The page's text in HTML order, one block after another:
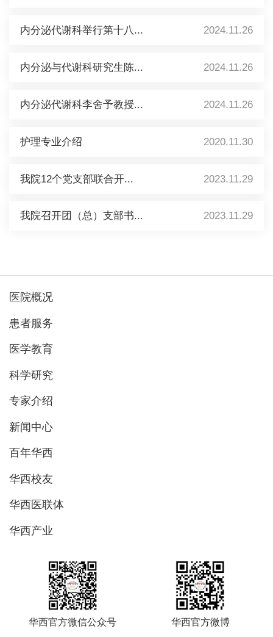
内分泌代谢科举行第十八... 2024.11.26
内分泌与代谢科研究生陈... 2024.11.26
内分泌代谢科李舍予教授... 2024.11.26
护理专业介绍 2020.11.30
我院12个党支部联合开... 2023.11.29
我院召开团（总）支部书... 2023.11.29
医院概况
患者服务
医学教育
科学研究
专家介绍
新闻中心
百年华西
华西校友
华西医联体
华西产业
华西官方微信公众号 华西官方微博